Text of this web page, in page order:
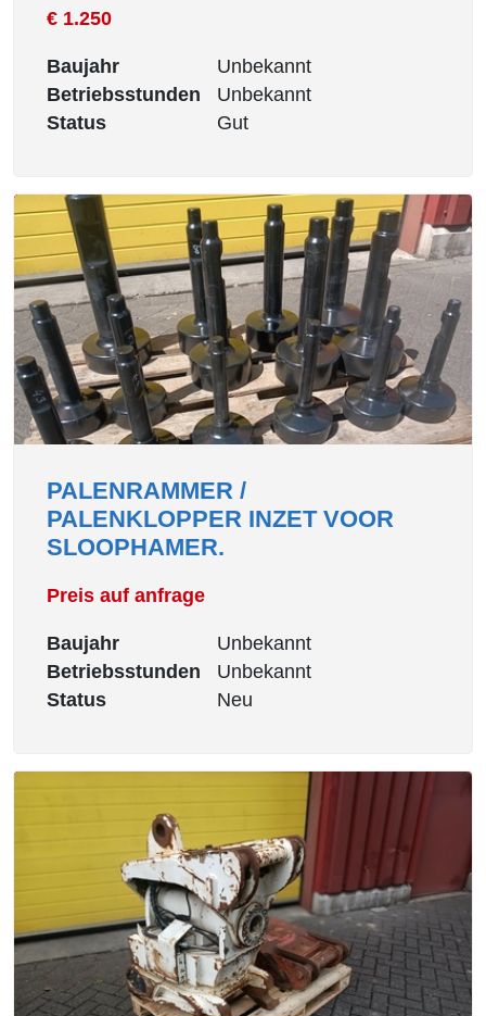
€ 1.250
Baujahr
Unbekannt
Betriebsstunden
Unbekannt
Status
Gut
PALENRAMMER /
PALENKLOPPER INZET VOOR
SLOOPHAMER.
Preis auf anfrage
Baujahr
Unbekannt
Betriebsstunden
Unbekannt
Status
Neu